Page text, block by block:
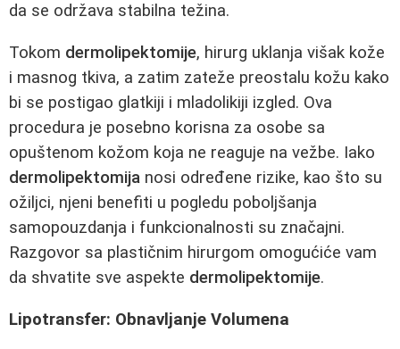
da se održava stabilna težina.
Tokom dermolipektomije, hirurg uklanja višak kože
i masnog tkiva, a zatim zateže preostalu kožu kako
bi se postigao glatkiji i mladolikiji izgled. Ova
procedura je posebno korisna za osobe sa
opuštenom kožom koja ne reaguje na vežbe. Iako
dermolipektomija nosi određene rizike, kao što su
ožiljci, njeni benefiti u pogledu poboljšanja
samopouzdanja i funkcionalnosti su značajni.
Razgovor sa plastičnim hirurgom omogućiće vam
da shvatite sve aspekte dermolipektomije.
Lipotransfer: Obnavljanje Volumena